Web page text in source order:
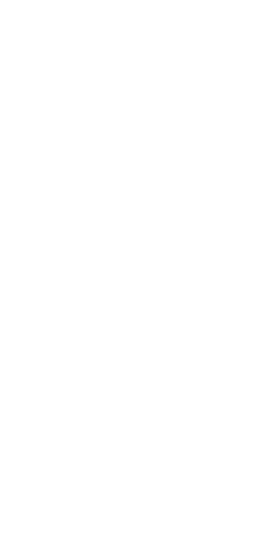
引を完了させた実績があります
の取引実績があります
ではありません
内＆設定した発送日数内に発送してい
内に発送しています
に発送しています